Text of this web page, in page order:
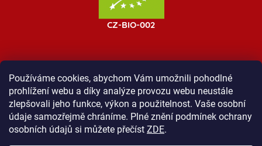
Používáme cookies, abychom Vám umožnili pohodlné
prohlížení webu a díky analýze provozu webu neustále
zlepšovali jeho funkce, výkon a použitelnost. Vaše osobní
údaje samozřejmě chráníme. Plné znění podmínek ochrany
osobních údajů si můžete přečíst ZDE.
MOST ProTibet Vše o nákupu
Obchodní podmínky
Zásady ochrany osobních údajů
Kontakt